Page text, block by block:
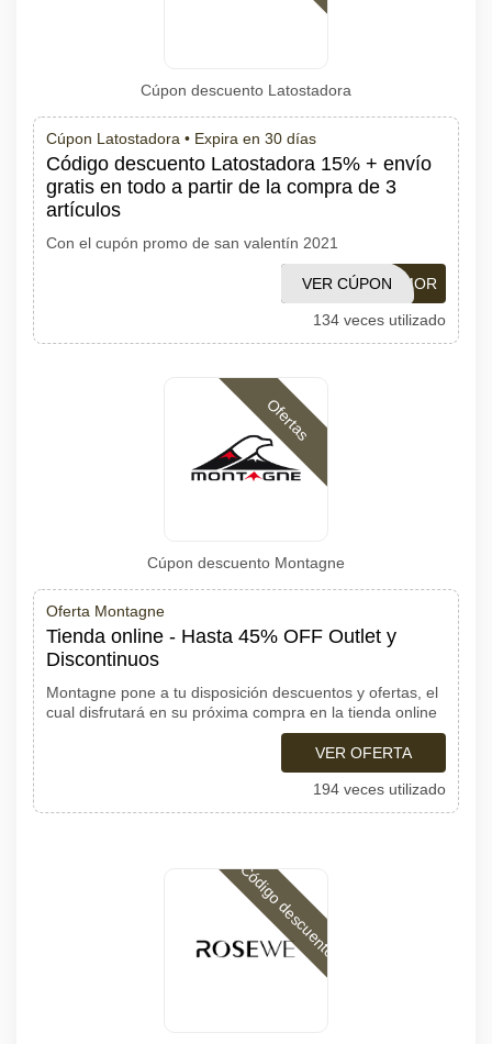
Cúpon descuento Latostadora
Cúpon Latostadora • Expira en 30 días
Código descuento Latostadora 15% + envío
gratis en todo a partir de la compra de 3
artículos
Con el cupón promo de san valentín 2021
AMOR
VER CÚPON
134 veces utilizado
Ofertas
Cúpon descuento Montagne
Oferta Montagne
Tienda online - Hasta 45% OFF Outlet y
Discontinuos
Montagne pone a tu disposición descuentos y ofertas, el
cual disfrutará en su próxima compra en la tienda online
VER OFERTA
194 veces utilizado
Código descuento